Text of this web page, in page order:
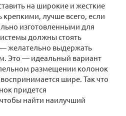
на широкие и жесткие
лучше всего, если
изготовленными для
должны стоять
— желательно выдержать
Это — идеальный вариант
размещении колонок
шире. Так что
придется
найти наилучший